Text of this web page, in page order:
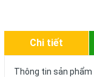
Chi tiết
Thông tin sản